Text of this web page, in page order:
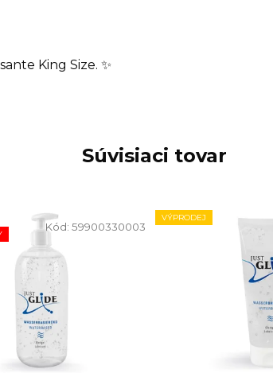
King Size. ✨
Súvisiaci tovar
Kód: 59900330003
VÝPRODEJ